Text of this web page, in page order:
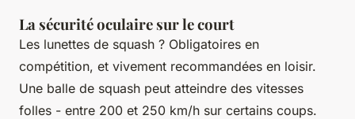
La sécurité oculaire sur le court
Les lunettes de squash ? Obligatoires en
compétition, et vivement recommandées en loisir.
Une balle de squash peut atteindre des vitesses
folles - entre 200 et 250 km/h sur certains coups.